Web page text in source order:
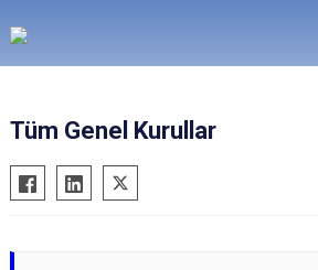
Tüm Genel Kurullar